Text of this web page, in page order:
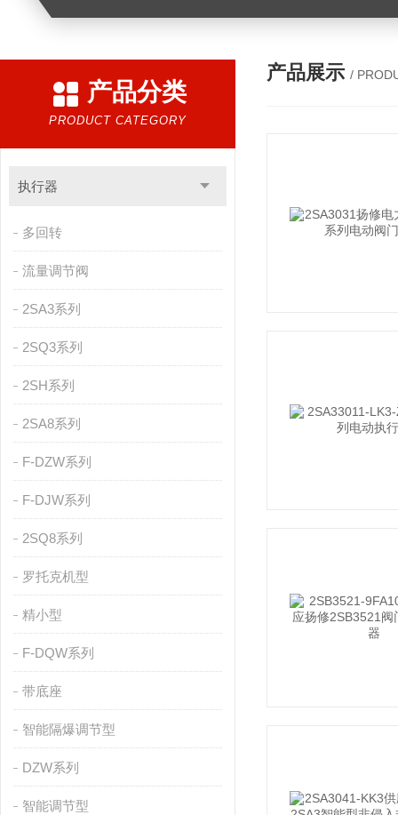
产品分类
PRODUCT CATEGORY
执行器
多回转
流量调节阀
2SA3系列
2SQ3系列
2SH系列
2SA8系列
F-DZW系列
F-DJW系列
2SQ8系列
罗托克机型
精小型
F-DQW系列
带底座
智能隔爆调节型
DZW系列
智能调节型
产品展示 /